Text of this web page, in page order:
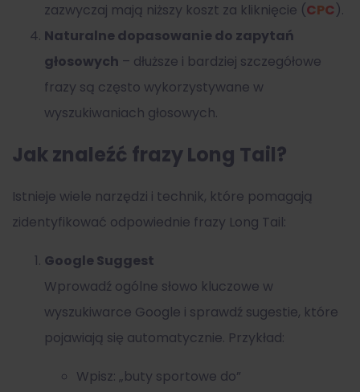
zazwyczaj mają niższy koszt za kliknięcie (CPC).
Naturalne dopasowanie do zapytań
głosowych – dłuższe i bardziej szczegółowe
frazy są często wykorzystywane w
wyszukiwaniach głosowych.
Jak znaleźć frazy Long Tail?
Istnieje wiele narzędzi i technik, które pomagają
zidentyfikować odpowiednie frazy Long Tail:
Google Suggest
Wprowadź ogólne słowo kluczowe w
wyszukiwarce Google i sprawdź sugestie, które
pojawiają się automatycznie. Przykład:
Wpisz: „buty sportowe do”